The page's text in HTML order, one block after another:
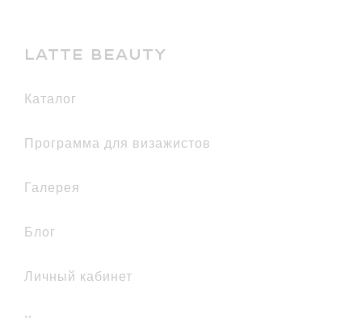
LATTE BEAUTY
каталог
Программа для визажистов
галерея
Блог
Личный кабинет